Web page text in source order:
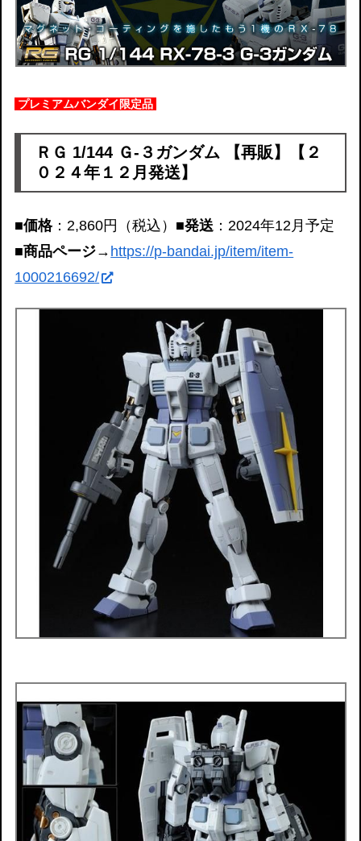
プレミアムバンダイ限定品
ＲＧ 1/144 Ｇ-３ガンダム 【再販】【２
０２４年１２月発送】
■価格：2,860円（税込） ■発送 ：2024年12月予定
■商品ページ→ https://p-bandai.jp/item/item-
1000216692/